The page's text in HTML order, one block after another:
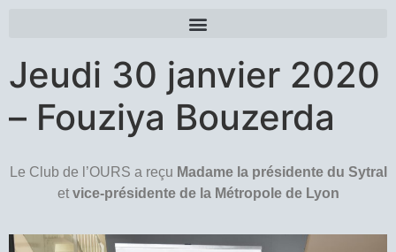
Jeudi 30 janvier 2020
– Fouziya Bouzerda
Le Club de l’OURS a reçu Madame la présidente du Sytral
et vice-présidente de la Métropole de Lyon